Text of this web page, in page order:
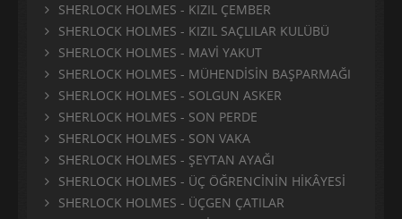
SHERLOCK HOLMES - KIZIL ÇEMBER
SHERLOCK HOLMES - KIZIL SAÇLILAR KULÜBÜ
SHERLOCK HOLMES - MAVİ YAKUT
SHERLOCK HOLMES - MÜHENDİSİN BAŞPARMAĞI
SHERLOCK HOLMES - SOLGUN ASKER
SHERLOCK HOLMES - SON PERDE
SHERLOCK HOLMES - SON VAKA
SHERLOCK HOLMES - ŞEYTAN AYAĞI
SHERLOCK HOLMES - ÜÇ ÖĞRENCİNİN HİKÂYESİ
SHERLOCK HOLMES - ÜÇGEN ÇATILAR